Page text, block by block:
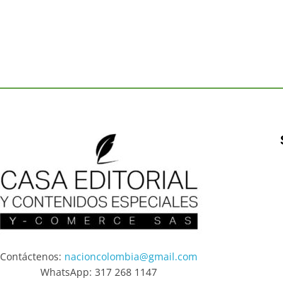
Contáctenos: nacioncolombia@gmail.com
WhatsApp: 317 268 1147